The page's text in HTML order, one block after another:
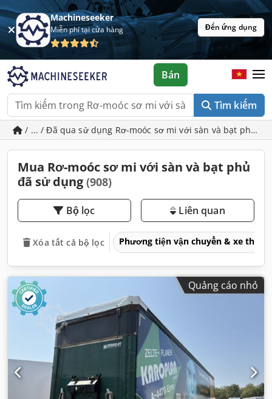
Machineseeker
Miễn phí tại cửa hàng Đến ứng dụng
Tìm kiếm
Bán
/ ... / Đã qua sử dụng Rơ-moóc sơ mi với sàn và bạt phủ
Mua Rơ-moóc sơ mi với sàn và bạt phủ
đã sử dụng (908)
Bộ lọc Liên quan
Xóa tất cả bộ lọc Phương tiện vận chuyển & xe
Quảng cáo nhỏ